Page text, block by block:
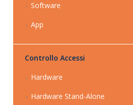
Software
App
Controllo Accessi
Hardware
Hardware Stand-Alone